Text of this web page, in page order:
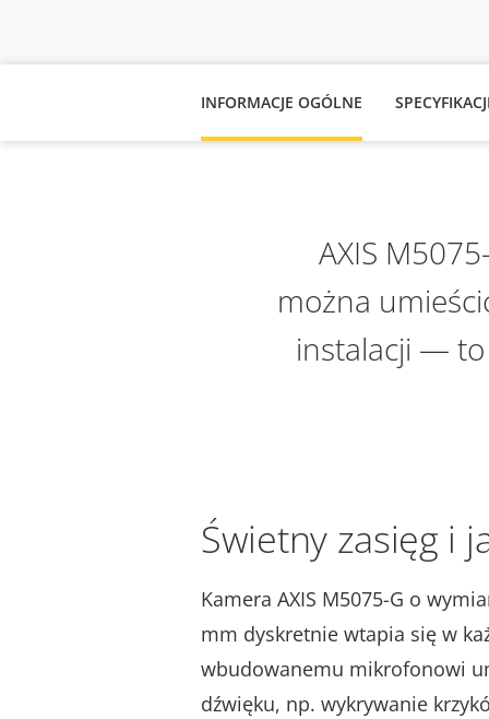
INFORMACJE OGÓLNE
AXIS
można
instalacji — to
Świetny zasięg i
Kamera AXIS M5075-G o
mm dyskretnie wtapia się w
wbudowanemu mikrofonowi
dźwięku, np. wykrywanie